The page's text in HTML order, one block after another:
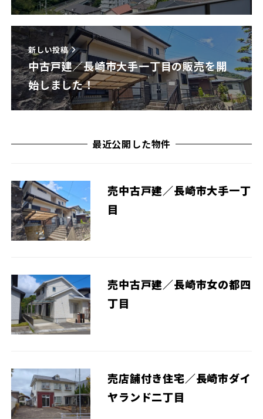
新しい投稿
中古戸建／長崎市大手一丁目の販売を開
始しました！
最近公開した物件
売中古戸建／長崎市大手一丁
目
売中古戸建／長崎市女の都四
丁目
売店舗付き住宅／長崎市ダイ
ヤランド二丁目